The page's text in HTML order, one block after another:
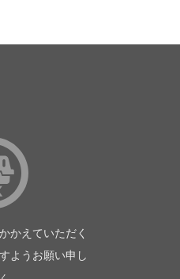
かえていただく
ようお願い申し